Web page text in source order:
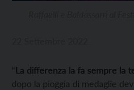
“La differenza la fa sempre la
dopo la pioggia di medaglie